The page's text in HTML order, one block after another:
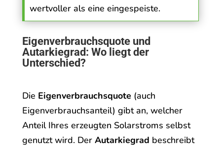
wertvoller als eine eingespeiste.
Eigenverbrauchsquote und
Autarkiegrad: Wo liegt der
Unterschied?
Die Eigenverbrauchsquote (auch
Eigenverbrauchsanteil) gibt an, welcher
Anteil Ihres erzeugten Solarstroms selbst
genutzt wird. Der Autarkiegrad beschreibt